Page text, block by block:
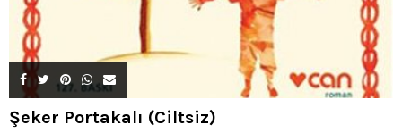
Şeker Portakalı (Ciltsiz)